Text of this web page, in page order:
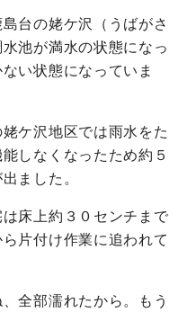
台の姥ケ沢（うばがさ
池が満水の状態になっ
い状態になっていま
ケ沢地区では雨水をた
しなくなったため約５
ました。
床上約３０センチまで
片付け作業に追われて
全部濡れたから。もう